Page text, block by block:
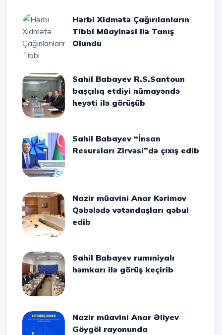
Hərbi Xidmətə Çağırılanların
Tibbi Müayinəsi ilə Tanış
Olundu
Sahil Babayev R.S.Santoun
başçılıq etdiyi nümayəndə
heyəti ilə görüşüb
Sahil Babayev “İnsan
Resursları Zirvəsi”də çıxış edib
Nazir müavini Anar Kərimov
Qəbələdə vətəndaşları qəbul
edib
Sahil Babayev rumıniyalı
həmkarı ilə görüş keçirib
Nazir müavini Anar Əliyev
Göygöl rayonunda